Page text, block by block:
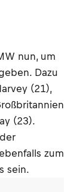
nun, um
Dazu
(21),
(23).
zum
sein.